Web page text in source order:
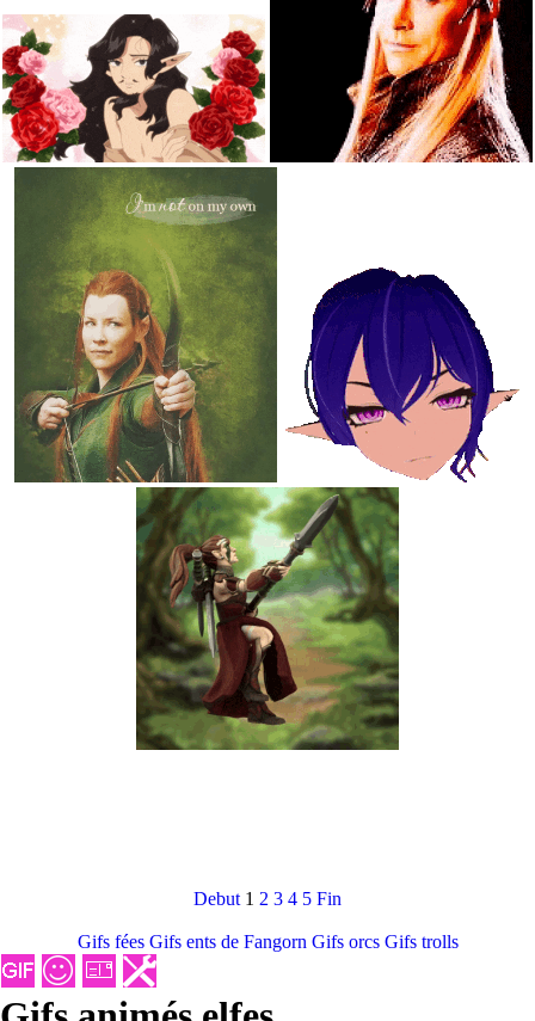
Debut 1 2 3 4 5 Fin
Gifs fées Gifs ents de Fangorn Gifs orcs Gifs trolls